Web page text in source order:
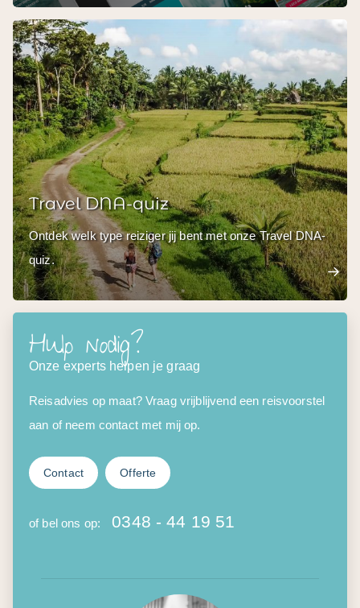
Travel DNA-quiz
Ontdek welk type reiziger jij bent met onze Travel DNA-
quiz.
Hulp nodig?
Onze experts helpen je graag
Reisadvies op maat? Vraag vrijblijvend een reisvoorstel
aan of neem contact met mij op.
Contact Offerte
of bel ons op: 0348 - 44 19 51